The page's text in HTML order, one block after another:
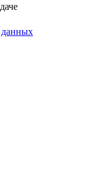
данных